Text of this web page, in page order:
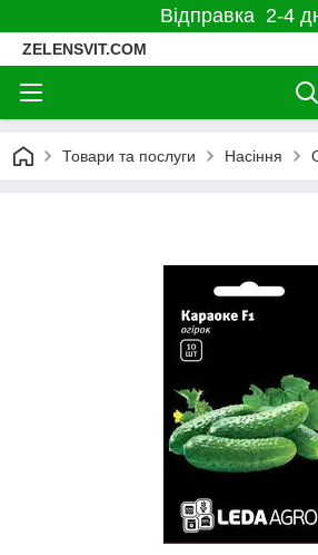
Відправка 2-4
ZELENSVIT.COM
Товари та послуги Насіння